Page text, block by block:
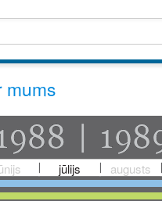
mums
jūlijs augusts